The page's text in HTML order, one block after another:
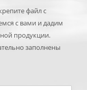
файл с
с вами и дадим
продукции.
заполнены